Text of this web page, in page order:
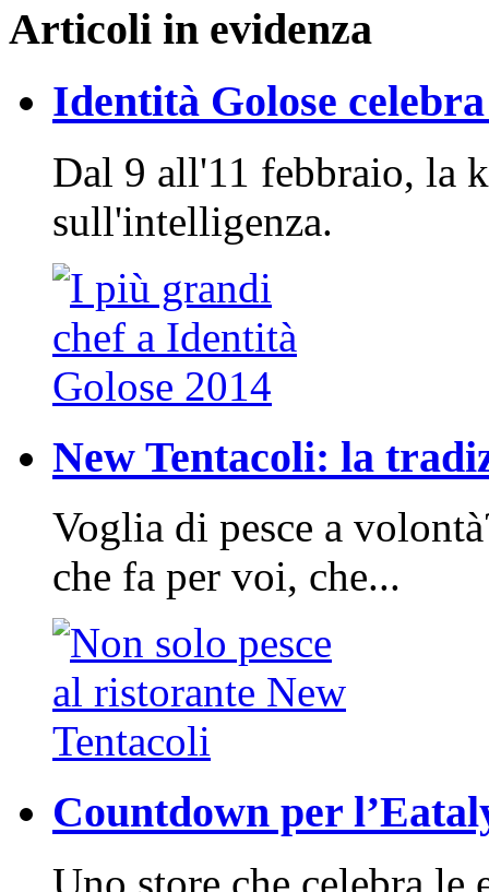
Articoli in evidenza
Identità Golose
Dal 9 all'11 febbraio, la
sull'intelligenza.
New Tentacoli: la
Voglia di pesce a
che fa per voi, che...
Countdown per
Uno store che celebra le